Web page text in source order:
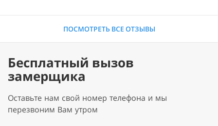
ПОСМОТРЕТЬ ВСЕ ОТЗЫВЫ
Бесплатный вызов
замерщика
Оставьте нам свой номер телефона и мы
перезвоним Вам утром